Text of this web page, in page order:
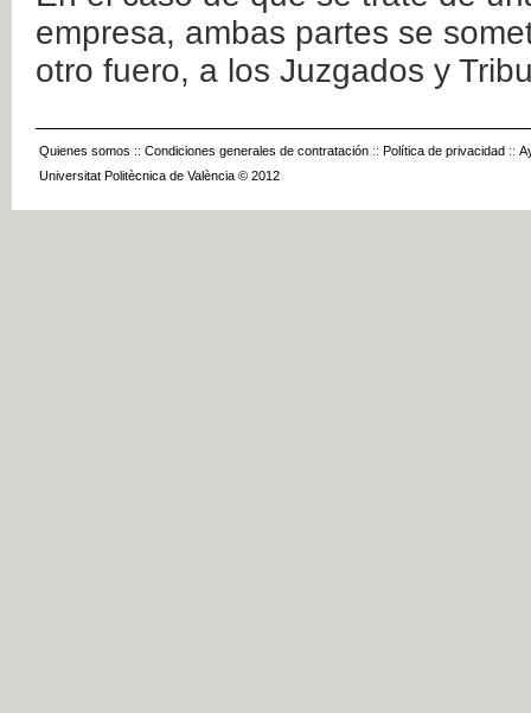
empresa, ambas partes se
otro fuero, a los Juzgados y
Quienes somos :: Condiciones generales de contratación :: Política de privacidad ::
Universitat Politècnica de València © 2012